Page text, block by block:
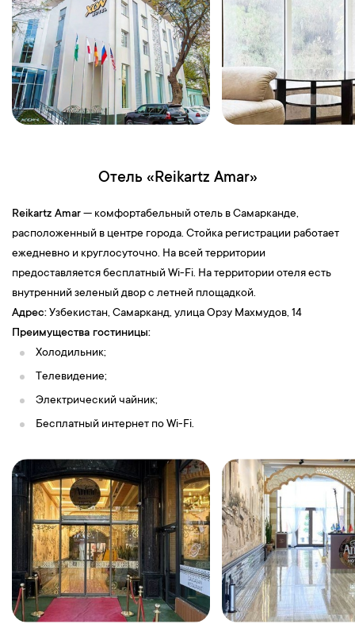
Отель «Reikartz Amar»
Reikartz Amar— комфортабельный отель в Самарканде,
расположенный в центре города. Стойка регистрации работает
ежедневно и круглосуточно. На всей территории
предоставляется бесплатный Wi-Fi. На территории отеля есть
внутренний зеленый двор с летней площадкой.
Адрес:Узбекистан, Самарканд, улица Орзу Махмудов, 14
Преимущества гостиницы:
Холодильник;
Телевидение;
Электрический чайник;
Бесплатный интернет по Wi-Fi.